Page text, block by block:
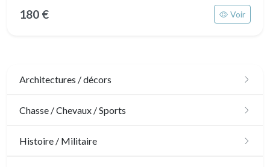
180 € Voir
Architectures / décors
Architecture
Chasse / Chevaux / Sports
Chasse
Histoire / Militaire